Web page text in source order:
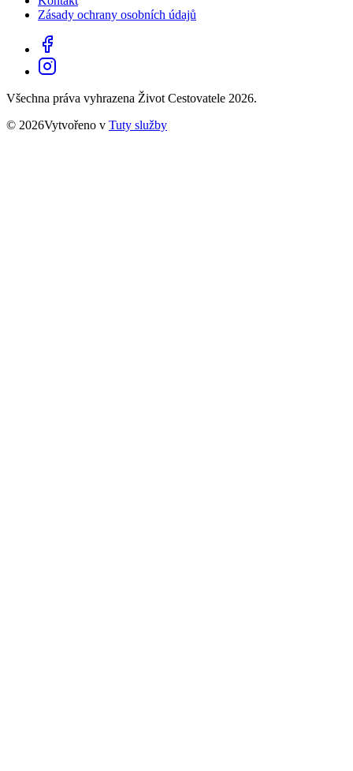
Zásady ochrany osobních údajů
Všechna práva vyhrazena Život Cestovatele 2026.
© 2026Vytvořeno v Tuty služby